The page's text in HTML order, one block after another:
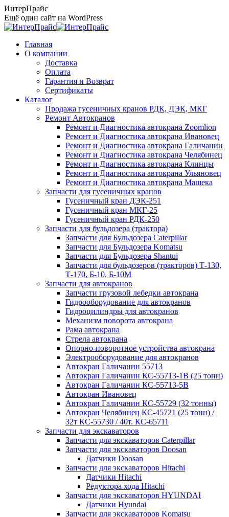
Перейти
к
содержанию
ИнтерПрайс
Ещё один сайт на WordPress
Главная
О компании
Доставка
Оплата
Гарантия и Возврат
Сертификаты
Каталог
Продажа гусеничных кранов РДК, ДЭК, МКГ
Ремонт Автокранов
Ремонт и Диагностика автокрана Zoomlion
Ремонт и Диагностика автокрана Ивановец
Ремонт и Диагностика автокрана Галичанин
Ремонт и Диагностика автокрана Челябинец
Ремонт и Диагностика автокрана Клинцы
Ремонт и Диагностика автокрана Ульяновец
Ремонт и Диагностика автокрана Машека
Запчасти для гусеничных кранов
Гусеничный кран ДЭК-251
Гусеничный кран МКГ-25
Гусеничный кран РДК-250
Запчасти для бульдозера (трактора)
Запчасти для Бульдозера Caterpillar
Запчасти для Бульдозера Komatsu
Запчасти для Бульдозера Shantui
Запчасти для бульдозеров (тракторов) Т-130,
Т-170, Б-10, Б-10М
Запчасти для автокранов
Запчасти грузовой лебедки автокрана
Гидрооборудование для автокранов
Гидроцилиндры для автокранов
Механизм поворота автокрана
Рама автокрана
Стрела автокрана
Опорно-поворотное устройства автокрана
Электрооборудование для автокранов
Автокран Галичанин 55713
Автокран Галичанин КС-55713-1В (25 тонн)
Автокран Галичанин КС-55713-5В
Автокран Ивановец
Автокран Галичанин КС-55729 (32 тонны)
Автокран Челябинец КС-45721 (25 тонн) /
32т КС-55730 / 40т. КС-65711
Запчасти для экскаваторов
Запчасти для экскаваторов Caterpillar
Запчасти для экскаваторов Doosan
Датчики Doosan
Запчасти для экскаваторов Hitachi
Датчики Hitachi
Редуктора хода Hitachi
Запчасти для экскаваторов HYUNDAI
Датчики Hyundai
Запчасти для экскаваторов Komatsu